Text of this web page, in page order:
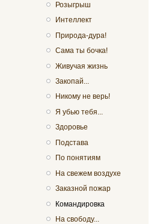
Розыгрыш
Интеллект
Природа-дура!
Сама ты бочка!
Живучая жизнь
Закопай...
Никому не верь!
Я убью тебя...
Здоровье
Подстава
По понятиям
На свежем воздухе
Заказной пожар
Командировка
На свободу...